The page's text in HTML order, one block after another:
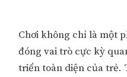
Chơi không chỉ là một
đóng vai trò cực kỳ
triển toàn diện của trẻ.